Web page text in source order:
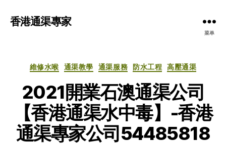
香港通渠專家
菜单
分
維修水喉 通渠教學 通渠服務 防水工程 高壓通渠
2021開業石澳通渠公司
【香港通渠水中毒】-香港
通渠專家公司54485818